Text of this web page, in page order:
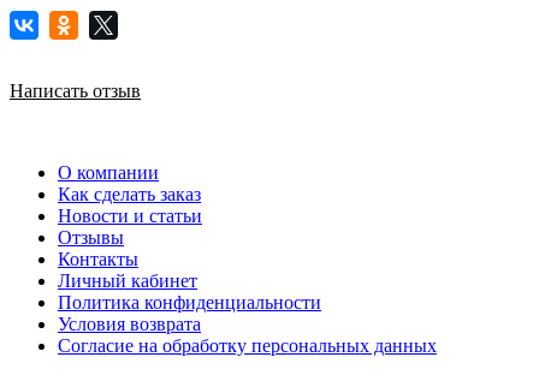
Написать отзыв
О компании
Как сделать заказ
Новости и статьи
Отзывы
Контакты
Личный кабинет
Политика конфиденциальности
Условия возврата
Согласие на обработку персональных данных